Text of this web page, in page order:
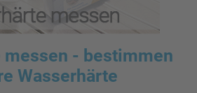
messen - bestimmen
Wasserhärte